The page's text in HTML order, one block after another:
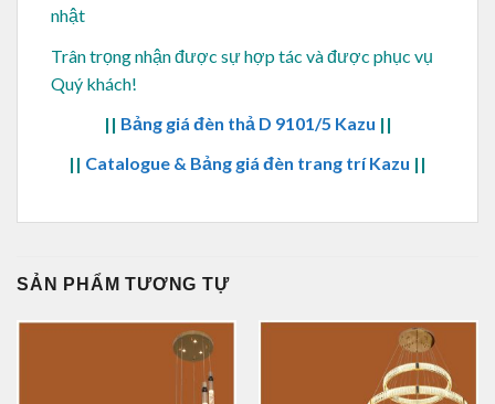
nhật
Trân trọng nhận được sự hợp tác và được phục vụ
Quý khách!
|| Bảng giá đèn thả D 9101/5 Kazu ||
|| Catalogue & Bảng giá đèn trang trí Kazu ||
SẢN PHẨM TƯƠNG TỰ